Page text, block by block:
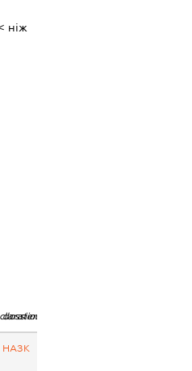
нiж
dossier.declarations.source
НАЗК